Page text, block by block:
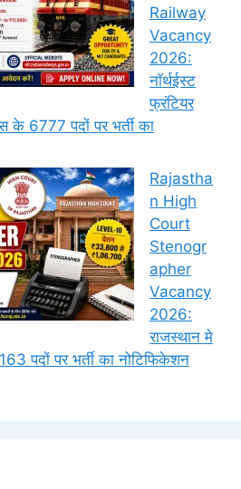
Railway
Vacancy
2026:
नॉर्थईस्ट
फ्रंटियर
के 6777 पदों पर भर्ती का
Rajastha
n High
Court
Stenogr
apher
Vacancy
2026:
राजस्थान मे
पदों पर भर्ती का नोटिफिकेशन